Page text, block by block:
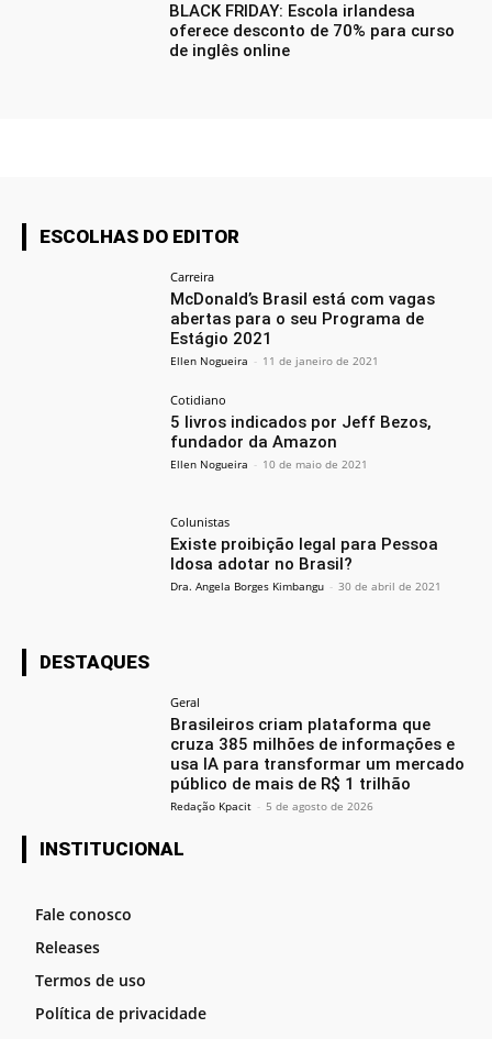
BLACK FRIDAY: Escola irlandesa
oferece desconto de 70% para curso
de inglês online
ESCOLHAS DO EDITOR
Carreira
McDonald’s Brasil está com vagas
abertas para o seu Programa de
Estágio 2021
Ellen Nogueira - 11 de janeiro de 2021
Cotidiano
5 livros indicados por Jeff Bezos,
fundador da Amazon
Ellen Nogueira - 10 de maio de 2021
Colunistas
Existe proibição legal para Pessoa
Idosa adotar no Brasil?
Dra. Angela Borges Kimbangu - 30 de abril de 2021
DESTAQUES
Geral
Brasileiros criam plataforma que
cruza 385 milhões de informações e
usa IA para transformar um mercado
público de mais de R$ 1 trilhão
Redação Kpacit - 5 de agosto de 2026
INSTITUCIONAL
Fale conosco
Releases
Termos de uso
Política de privacidade